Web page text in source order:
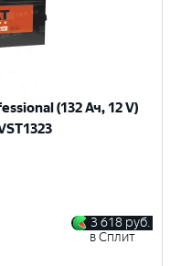
(132 Ач, 12 V)
3 618 руб.
в Сплит